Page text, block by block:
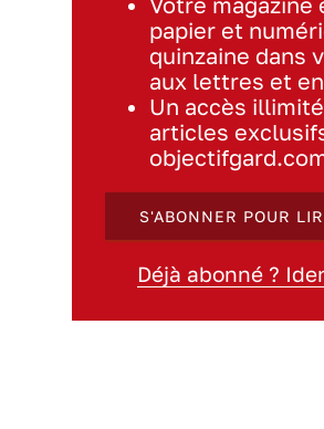
Votre magazine
papier et
quinzaine dans
aux lettres et
Un accès
articles
S'ABONNER POUR
Déjà abonné ?